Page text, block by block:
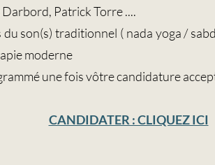
Patrick Torre ....
son(s) traditionnel ( nada yoga /
moderne
une fois vôtre candidature
CANDIDATER : CLIQUEZ ICI